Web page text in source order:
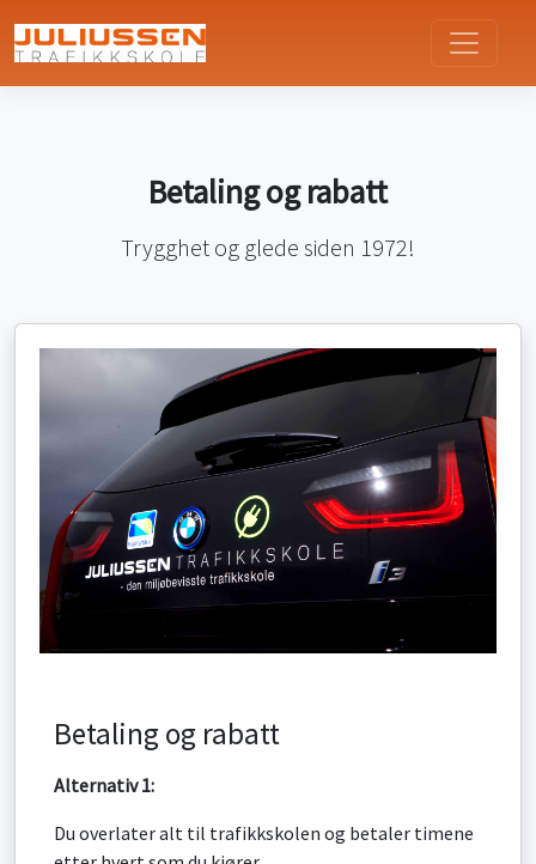
Betaling og rabatt
Trygghet og glede siden 1972!
Betaling og rabatt
Alternativ 1:
Du overlater alt til trafikkskolen og betaler timene